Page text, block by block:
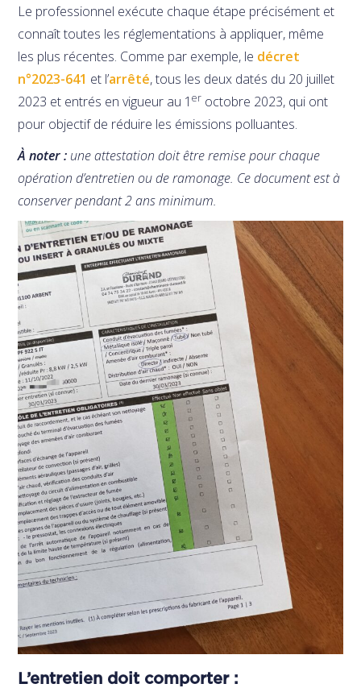
Le professionnel exécute chaque étape précisément et
connaît toutes les réglementations à appliquer, même
les plus récentes. Comme par exemple, le décret
n°2023-641 et l’arrêté, tous les deux datés du 20 juillet
2023 et entrés en vigueur au 1er octobre 2023, qui ont
pour objectif de réduire les émissions polluantes.
À noter : une attestation doit être remise pour chaque
opération d’entretien ou de ramonage. Ce document est à
conserver pendant 2 ans minimum.
L’entretien doit comporter :